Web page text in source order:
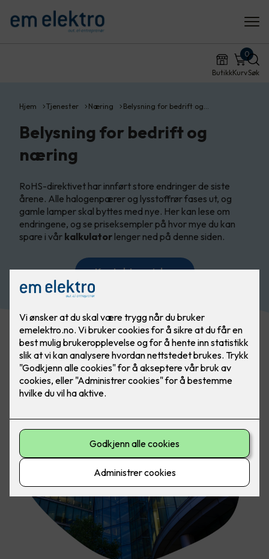
ButikkKurv
0
Søk
Hjem Tjenester Næring Belysning for bedrift og…
Belysning for bedrift og
næring
RoHS-direktivet har innført store endringer de siste
årene. Alle halogenpærer og lysstoffrør fases ut, og
gamle lamper skal byttes med nye. Her kan lese om
endringene, og se priseksempler på hvor mye du kan
spare i vår kalkulator lenger ned på denne siden.
Kontakt oss i dag